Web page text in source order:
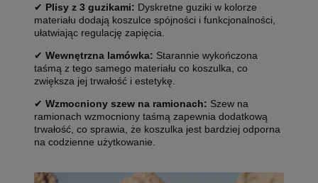
✔ Plisy z 3 guzikami: Dyskretne guziki w kolorze
materiału dodają koszulce spójności i funkcjonalności,
ułatwiając regulację zapięcia.
✔ Wewnętrzna lamówka: Starannie wykończona
taśmą z tego samego materiału co koszulka, co
zwiększa jej trwałość i estetykę.
✔ Wzmocniony szew na ramionach: Szew na
ramionach wzmocniony taśmą zapewnia dodatkową
trwałość, co sprawia, że koszulka jest bardziej odporna
na codzienne użytkowanie.